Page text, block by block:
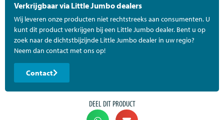
Verkrijgbaar via Little Jumbo dealers
Wij leveren onze producten niet rechtstreeks aan consumenten. U
kunt dit product verkrijgen bij een Little Jumbo dealer. Bent u op
zoek naar de dichtstbijzijnde Little Jumbo dealer in uw regio?
Neem dan contact met ons op!
Contact
DEEL DIT PRODUCT